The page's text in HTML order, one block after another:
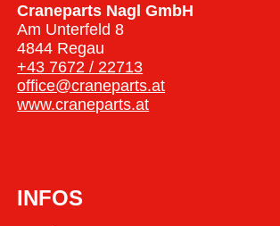
Craneparts Nagl GmbH
Am Unterfeld 8
4844 Regau
+43 7672 / 22713
office@craneparts.at
www.craneparts.at
INFOS